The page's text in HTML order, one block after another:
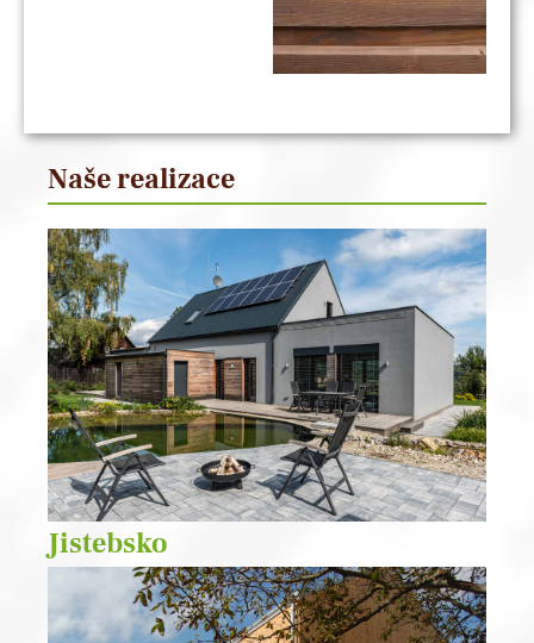
Naše realizace
Jistebsko